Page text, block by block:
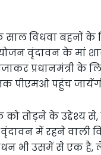
साल विधवा बहनों
वृंदावन के मां
प्रधानमंत्री के
पीएमओ पहुंच
तोड़ने के उद्देश्य
में रहने वाली
भी उसमें से एक